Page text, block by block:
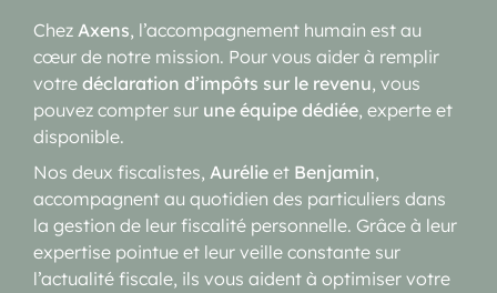
Chez Axens, l’accompagnement humain est au
cœur de notre mission. Pour vous aider à remplir
votre déclaration d’impôts sur le revenu, vous
pouvez compter sur une équipe dédiée, experte et
disponible.
Nos deux fiscalistes, Aurélie et Benjamin,
accompagnent au quotidien des particuliers dans
la gestion de leur fiscalité personnelle. Grâce à leur
expertise pointue et leur veille constante sur
l’actualité fiscale, ils vous aident à optimiser votre